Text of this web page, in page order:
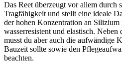
Das Reet überzeugt vor allem durch
Tragfähigkeit und stellt eine ideale
der hohen Konzentration an Silizium
wasserresistent und elastisch.
musst du aber auch die aufwändige
Bauzeit sollte sowie den
beachten.